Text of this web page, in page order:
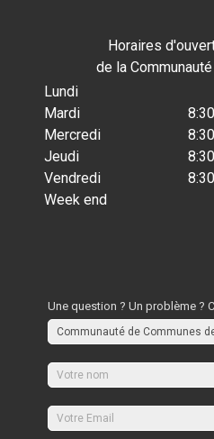
Horaires
de la
Lundi
Mardi
Mercredi
Jeudi
Vendredi
Week end
Une question ? Un problème ?